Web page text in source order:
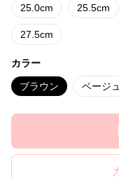
25.0cm 25.5cm
27.5cm
カラー
ブラウン ベージュ